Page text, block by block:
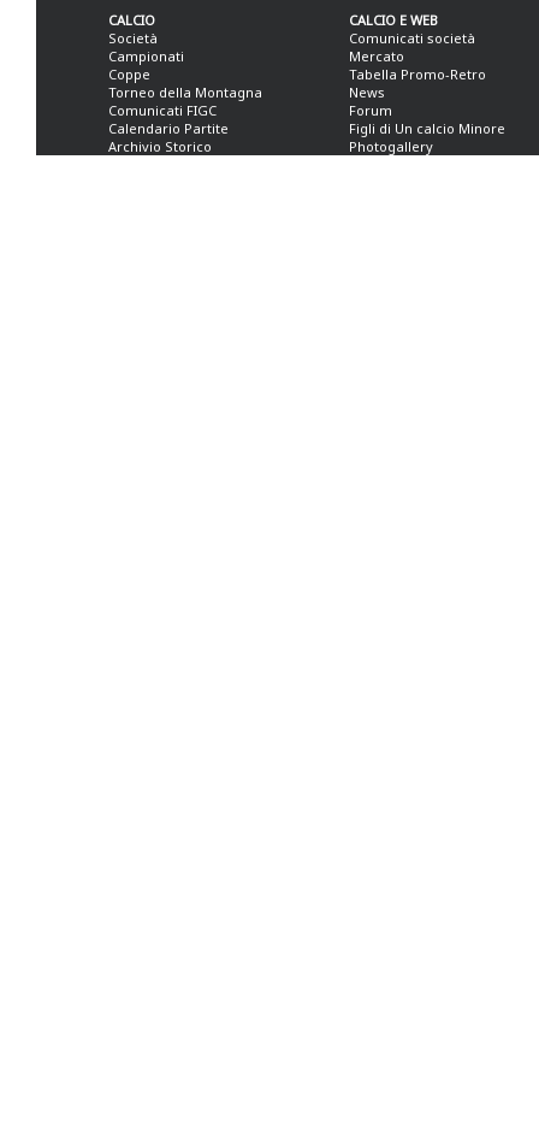
CALCIO
Società
Campionati
Coppe
Torneo della Montagna
Comunicati FIGC
Calendario Partite
Archivio Storico
CALCIO E WEB
Comunicati società
Mercato
Tabella Promo-Retro
News
Forum
Figli di Un calcio Minore
Photogallery